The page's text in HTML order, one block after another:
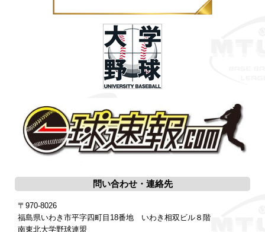
問い合わせ・連絡先
〒970-8026
福島県いわき市平字四町目18番地 いわき相双ビル８階
南東北大学野球連盟